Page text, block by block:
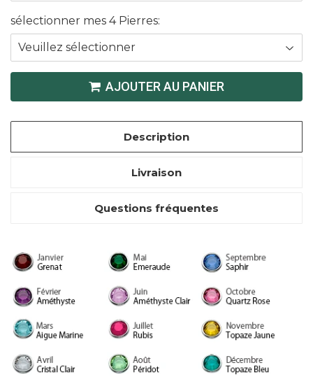
sélectionner mes 4 Pierres:
AJOUTER AU PANIER
Description
Livraison
Questions fréquentes